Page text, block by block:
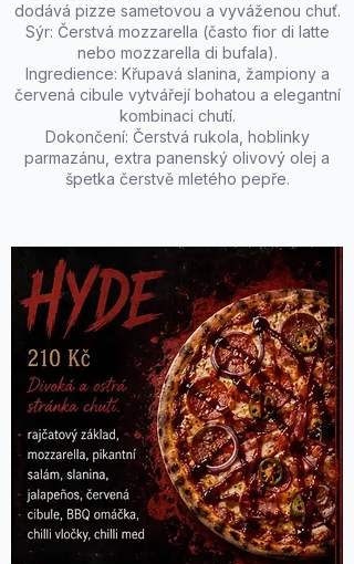
dodává pizze sametovou a vyváženou chuť.
Sýr: Čerstvá mozzarella (často fior di latte
nebo mozzarella di bufala).
Ingredience: Křupavá slanina, žampiony a
červená cibule vytvářejí bohatou a elegantní
kombinaci chutí.
Dokončení: Čerstvá rukola, hoblinky
parmazánu, extra panenský olivový olej a
špetka čerstvě mletého pepře.